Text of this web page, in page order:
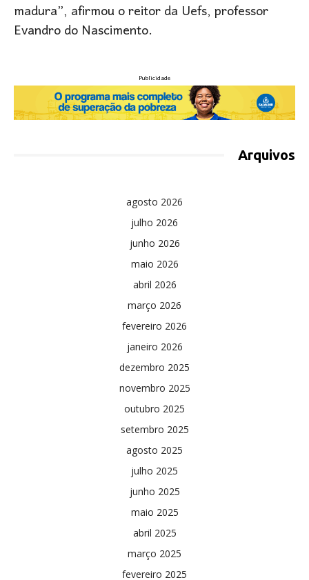
madura”, afirmou o reitor da Uefs, professor
Evandro do Nascimento.
Publicidade
Arquivos
agosto 2026
julho 2026
junho 2026
maio 2026
abril 2026
março 2026
fevereiro 2026
janeiro 2026
dezembro 2025
novembro 2025
outubro 2025
setembro 2025
agosto 2025
julho 2025
junho 2025
maio 2025
abril 2025
março 2025
fevereiro 2025